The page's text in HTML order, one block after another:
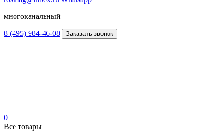
многоканальный
8 (495) 984-46-08 Заказать звонок
0
Все товары